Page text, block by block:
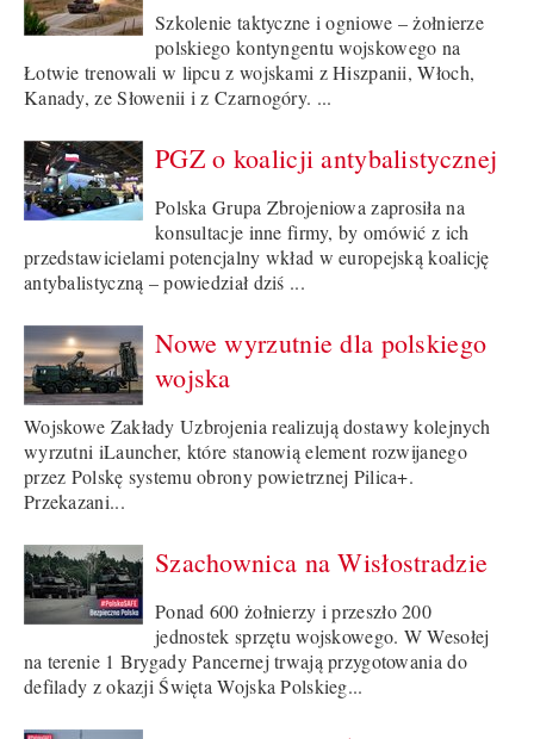
Szkolenie taktyczne i ogniowe – żołnierze
polskiego kontyngentu wojskowego na
Łotwie trenowali w lipcu z wojskami z Hiszpanii, Włoch,
Kanady, ze Słowenii i z Czarnogóry. ...
PGZ o koalicji antybalistycznej
Polska Grupa Zbrojeniowa zaprosiła na
konsultacje inne firmy, by omówić z ich
przedstawicielami potencjalny wkład w europejską koalicję
antybalistyczną – powiedział dziś ...
Nowe wyrzutnie dla polskiego
wojska
Wojskowe Zakłady Uzbrojenia realizują dostawy kolejnych
wyrzutni iLauncher, które stanowią element rozwijanego
przez Polskę systemu obrony powietrznej Pilica+.
Przekazani...
Szachownica na Wisłostradzie
Ponad 600 żołnierzy i przeszło 200
jednostek sprzętu wojskowego. W Wesołej
na terenie 1 Brygady Pancernej trwają przygotowania do
defilady z okazji Święta Wojska Polskieg...